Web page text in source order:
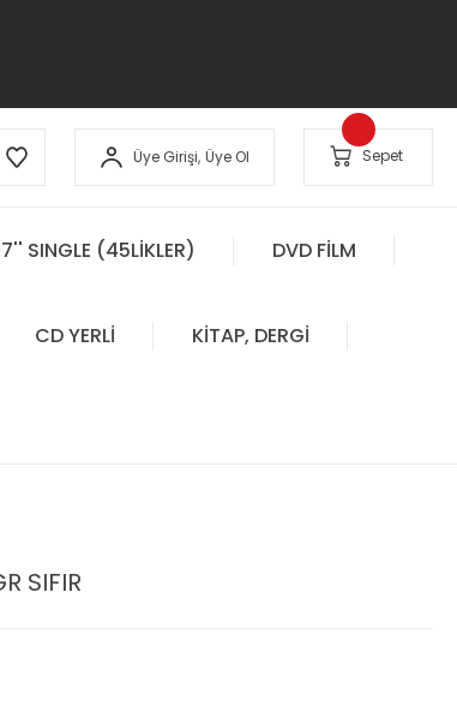
Üye Girişi, Üye Ol Sepet
7'' SINGLE (45LİKLER) DVD FİLM
CD YERLİ KİTAP, DERGİ
SIFIR